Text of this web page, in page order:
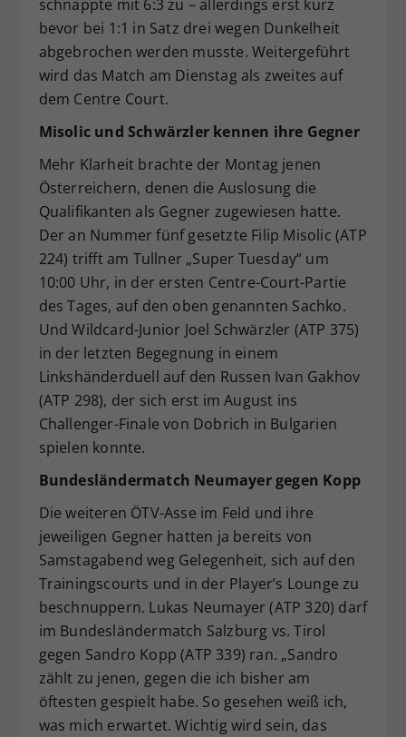
schnappte mit 6:3 zu – allerdings erst kurz
bevor bei 1:1 in Satz drei wegen Dunkelheit
abgebrochen werden musste. Weitergeführt
wird das Match am Dienstag als zweites auf
dem Centre Court.
Misolic und Schwärzler kennen ihre Gegner
Mehr Klarheit brachte der Montag jenen
Österreichern, denen die Auslosung die
Qualifikanten als Gegner zugewiesen hatte.
Der an Nummer fünf gesetzte Filip Misolic (ATP
224) trifft am Tullner „Super Tuesday“ um
10:00 Uhr, in der ersten Centre-Court-Partie
des Tages, auf den oben genannten Sachko.
Und Wildcard-Junior Joel Schwärzler (ATP 375)
in der letzten Begegnung in einem
Linkshänderduell auf den Russen Ivan Gakhov
(ATP 298), der sich erst im August ins
Challenger-Finale von Dobrich in Bulgarien
spielen konnte.
Bundesländermatch Neumayer gegen Kopp
Die weiteren ÖTV-Asse im Feld und ihre
jeweiligen Gegner hatten ja bereits von
Samstagabend weg Gelegenheit, sich auf den
Trainingscourts und in der Player’s Lounge zu
beschnuppern. Lukas Neumayer (ATP 320) darf
im Bundesländermatch Salzburg vs. Tirol
gegen Sandro Kopp (ATP 339) ran. „Sandro
zählt zu jenen, gegen die ich bisher am
öftesten gespielt habe. So gesehen weiß ich,
was mich erwartet. Wichtig wird sein, das